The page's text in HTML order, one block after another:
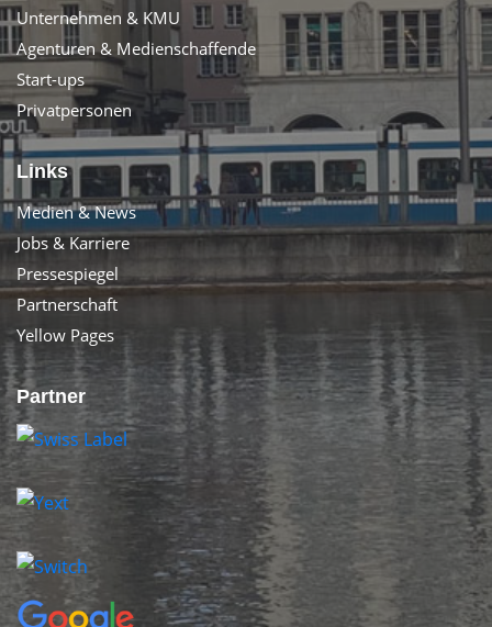
Unternehmen & KMU
Agenturen & Medienschaffende
Start-ups
Privatpersonen
Links
Medien & News
Jobs & Karriere
Pressespiegel
Partnerschaft
Yellow Pages
Partner